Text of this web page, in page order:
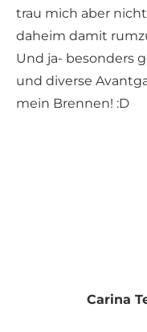
trau mich aber
daheim damit
Und ja- besonders
und diverse
mein Brennen! :D
Carina